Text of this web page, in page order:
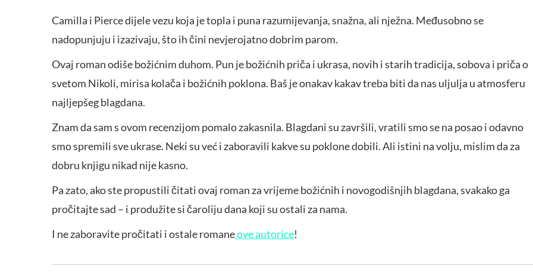
Camilla i Pierce dijele vezu koja je topla i puna razumijevanja, snažna, ali nježna. Međusobno se
nadopunjuju i izazivaju, što ih čini nevjerojatno dobrim parom.
Ovaj roman odiše božićnim duhom. Pun je božićnih priča i ukrasa, novih i starih tradicija, sobova i priča o
svetom Nikoli, mirisa kolača i božićnih poklona. Baš je onakav kakav treba biti da nas uljulja u atmosferu
najljepšeg blagdana.
Znam da sam s ovom recenzijom pomalo zakasnila. Blagdani su završili, vratili smo se na posao i odavno
smo spremili sve ukrase. Neki su već i zaboravili kakve su poklone dobili. Ali istini na volju, mislim da za
dobru knjigu nikad nije kasno.
Pa zato, ako ste propustili čitati ovaj roman za vrijeme božićnih i novogodišnjih blagdana, svakako ga
pročitajte sad – i produžite si čaroliju dana koji su ostali za nama.
I ne zaboravite pročitati i ostale romaneove autorice!